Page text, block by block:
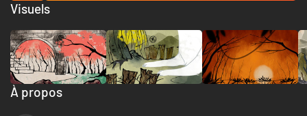
À propos
Visuels